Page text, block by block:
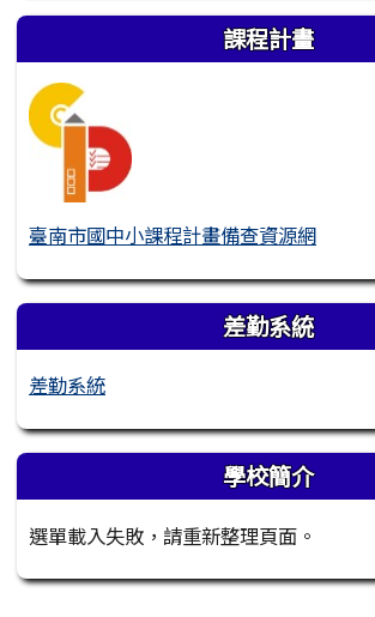
課程計畫
臺南市國中小課程計畫備查資源網
差勤系統
差勤系統
學校簡介
選單載入失敗，請重新整理頁面。